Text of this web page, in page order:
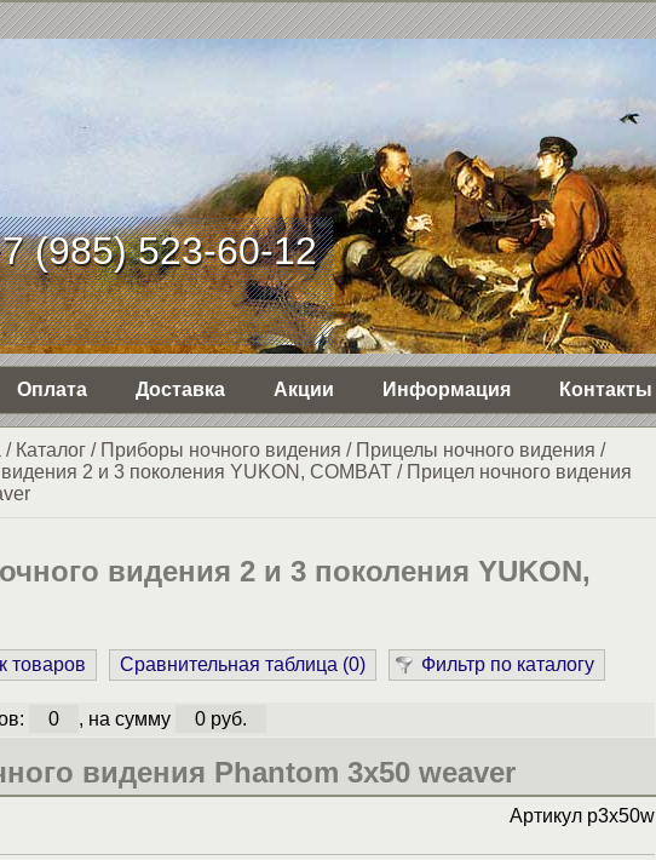
(985) 523-60-12
Оплата Доставка Акции Информация Контакты
/ Каталог/ Приборы ночного видения / Прицелы ночного видения /
2 и 3 поколения YUKON, COMBAT/ Прицел ночного видения
видения 2 и 3 поколения YUKON,
товаров Сравнительная таблица (0) Фильтр по каталогу
0 , на сумму 0 руб.
видения Phantom 3x50 weaver
Артикул p3x50w